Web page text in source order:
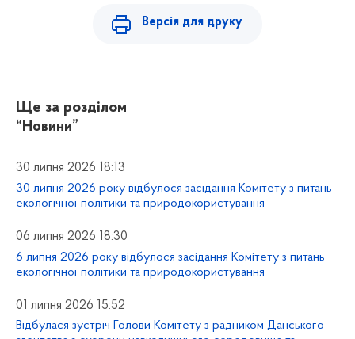
Версія для друку
Ще за розділом
“Новини”
30 липня 2026 18:13
30 липня 2026 року відбулося засідання Комітету з питань
екологічної політики та природокористування
06 липня 2026 18:30
6 липня 2026 року відбулося засідання Комітету з питань
екологічної політики та природокористування
01 липня 2026 15:52
Відбулася зустріч Голови Комітету з радником Данського